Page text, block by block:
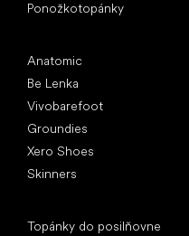
Ponožkotopánky
Anatomic
Be Lenka
Vivobarefoot
Groundies
Xero Shoes
Skinners
Topánky do posilňovne